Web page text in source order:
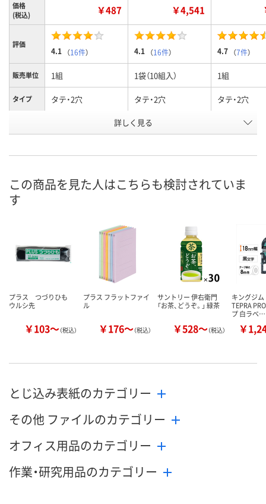
価格
(税込)
￥487 ￥4,541
評価
4.1 （16件） 4.1 （16件） 4.7 （7件）
販売単位 1組 1袋（10組入） 1組
タイプ タテ・2穴 タテ・2穴 タテ・2穴
A4
号
お届け日
数量
カゴへ カ
詳しく見る
この商品を見た人はこちらも検討されていま
す
プラス つづりひも
ウルシ先
￥103～（税込）
プラス フラットファイ
ル
￥176～（税込）
サントリー 伊右衛門
「お茶、どうぞ。」 緑茶
￥528～（税込）
キングジム
TEPRA
プ 白ラベ…
￥
とじ込み表紙のカテゴリー
その他 ファイルのカテゴリー
オフィス用品のカテゴリー
作業・研究用品のカテゴリー